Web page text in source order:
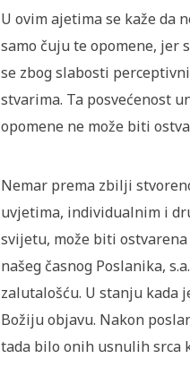
U ovim ajetima se kaže da
samo čuju te opomene, jer
se zbog slabosti
stvarima. Ta posvećenost
opomene ne može biti
Nemar prema zbilji
uvjetima, individualnim i
svijetu, može biti
našeg časnog Poslanika,
zalutalošću. U stanju kada
Božiju objavu. Nakon
tada bilo onih usnulih srca